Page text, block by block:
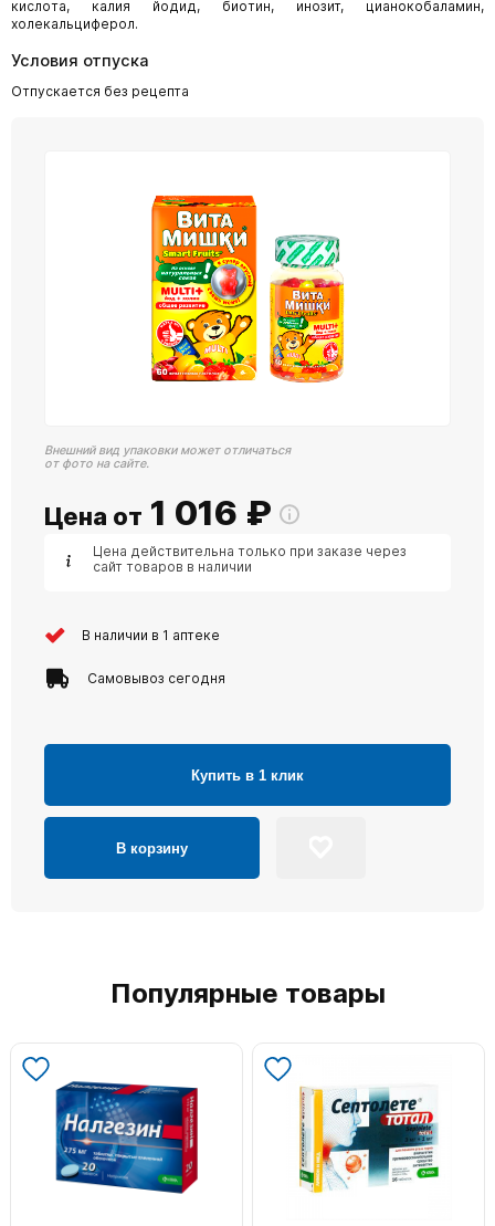
кислота, калия йодид, биотин, инозит, цианокобаламин,
холекальциферол.
Условия отпуска
Отпускается без рецепта
Внешний вид упаковки может отличаться
от фото на сайте.
Цена от 1 016 ₽
Цена действительна только при заказе через
сайт товаров в наличии
В наличии в 1 аптеке
Самовывоз сегодня
Купить в 1 клик
В корзину
Популярные товары